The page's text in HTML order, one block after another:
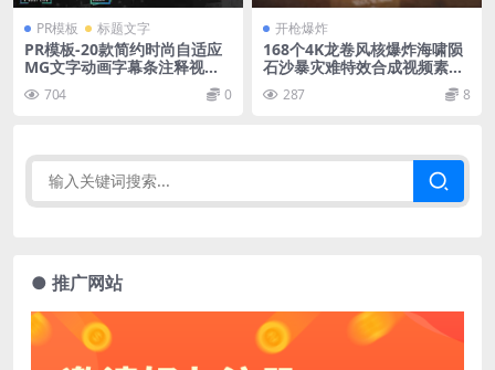
PR模板 标题文字
PR模板-20款简约时尚自适应
MG文字动画字幕条注释视频
704 0
开枪爆炸
168个4K龙卷风核爆炸海啸陨
石沙暴灾难特效合成视频素材
287 8
● 推广网站